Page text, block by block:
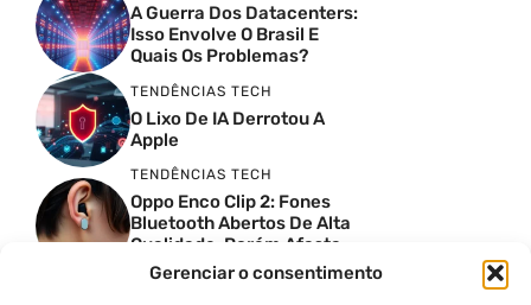
Gerenciar o consentimento
A Guerra Dos Datacenters:
Isso Envolve O Brasil E
Quais Os Problemas?
TENDÊNCIAS TECH
O Lixo De IA Derrotou A
Apple
TENDÊNCIAS TECH
Oppo Enco Clip 2: Fones
Bluetooth Abertos De Alta
Qualidade, Porém Afasta
Novatos